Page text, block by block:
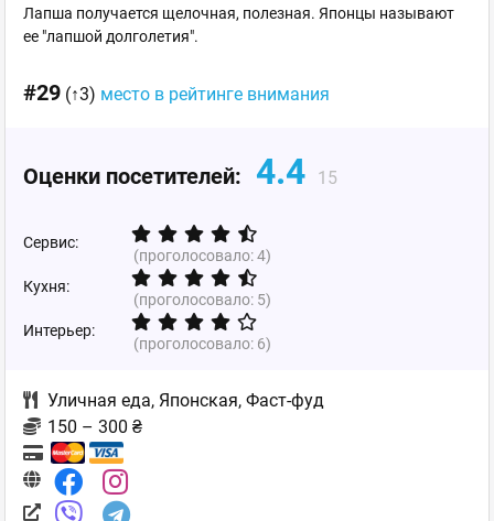
Лапша получается щелочная, полезная. Японцы называют
ее "лапшой долголетия".
#29 (↑3) место в рейтинге внимания
Оценки посетителей: 4.4 15
Сервис:
(проголосовало:4)
Кухня:
(проголосовало: 5)
Интерьер:
(проголосовало: 6)
Уличная еда, Японская, Фаст-фуд
150 – 300 ₴